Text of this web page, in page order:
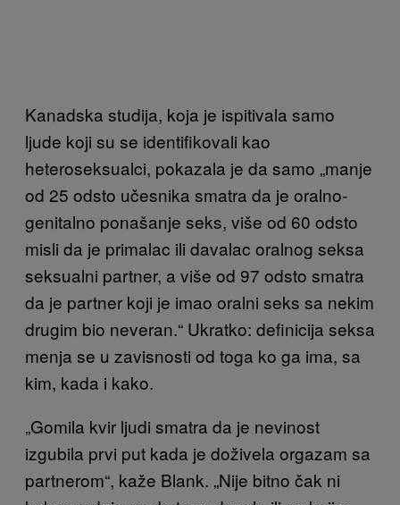
Kanadska studija, koja je ispitivala samo
ljude koji su se identifikovali kao
heteroseksualci, pokazala je da samo „manje
od 25 odsto učesnika smatra da je oralno-
genitalno ponašanje seks, više od 60 odsto
misli da je primalac ili davalac oralnog seksa
seksualni partner, a više od 97 odsto smatra
da je partner koji je imao oralni seks sa nekim
drugim bio neveran.“ Ukratko: definicija seksa
menja se u zavisnosti od toga ko ga ima, sa
kim, kada i kako.
„Gomila kvir ljudi smatra da je nevinost
izgubila prvi put kada je doživela orgazam sa
partnerom“, kaže Blank. „Nije bitno čak ni